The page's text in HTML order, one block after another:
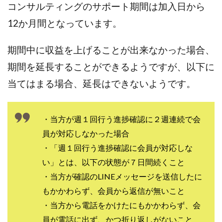
コンサルティングのサポート期間は加入日から
12か月間となっています。
期間中に収益を上げることが出来なかった場合、
期間を延長することができるようですが、以下に
当てはまる場合、延長はできないようです。
・当方が週１回行う進捗確認に２週連続で会
員が対応しなかった場合
・「週１回行う進捗確認に会員が対応しな
い」とは、以下の状態が７日間続くこと
・当方が確認のLINEメッセージを送信したに
もかかわらず、会員から返信が無いこと
・当方から電話をかけたにもかかわらず、会
員が電話に出ず、かつ折り返しがないこと
100億円ドリームウィーク2025
10万円GET!!～動画を見て～
3問副業 アンケートモニター
Advance Edge
AI YouTuberビジネス講座
Blue Triangle Limited
AI（人工知能）
AI∞所得
AmazingTick
Amazon
Back Up!!!!運営事務局
Baron
BETTER CHOICE LIMITED
FREEDOM(フリーダム)
MONEY LIFE運営事務局
LIFE Style(ライフスタイル)
LifeCreate合同会社
LINE JOBNAVI(ジョブナビ)
LINEアンケートに答えて!?
LINEでスタンプ送るだけ
LINEで簡単アンケート
LiNK
LINK(リンク)